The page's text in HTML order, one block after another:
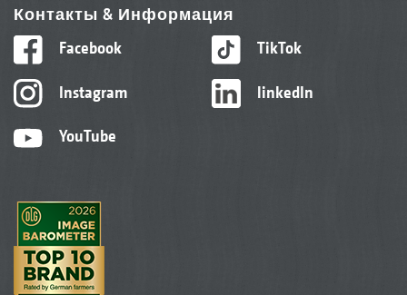
Контакты & Информация
Facebook
Instagram
YouTube
TikTok
linkedIn